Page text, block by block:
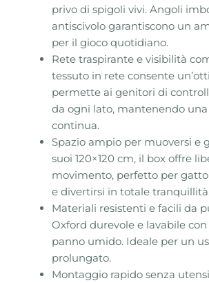
privo di spigoli vivi. Angoli
antiscivolo garantiscono un
per il gioco quotidiano.
Rete traspirante e visibilità
tessuto in rete consente
permette ai genitori di
da ogni lato, mantenendo una
continua.
Spazio ampio per muoversi e
suoi 120×120 cm, il box offre
movimento, perfetto per
e divertirsi in totale
Materiali resistenti e facili da
Oxford durevole e lavabile
panno umido. Ideale per un
prolungato.
Montaggio rapido senza